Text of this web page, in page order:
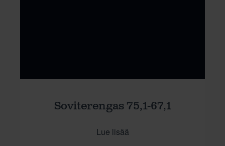
Soviterengas 75,1-67,1
Lue lisää